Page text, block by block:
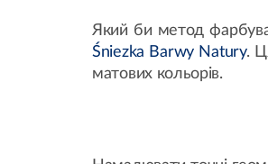
Який би метод
Śniezka Barwy Natury.
матових кольорів.